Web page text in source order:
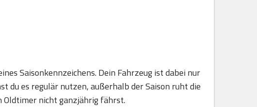
Saisonkennzeichens. Dein Fahrzeug ist dabei nur
du es regulär nutzen, außerhalb der Saison ruht die
Oldtimer nicht ganzjährig fährst.